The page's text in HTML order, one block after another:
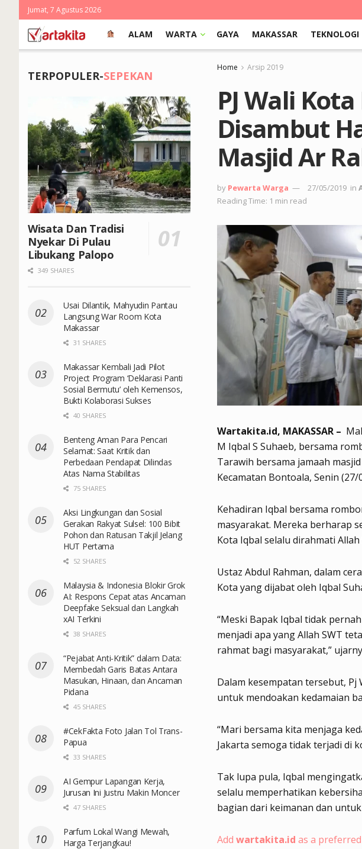
Jumat, 7 Agustus 2026
ALAM WARTA GAYA MAKASSAR TEKNOLOGI
Home Arsip 2019
PJ Wali
Disambut
Masjid Ar
by Pewarta Warga 27/05/2019 in
Reading Time: 1 min read
Wartakita.id, MAKASSAR –
M Iqbal S Suhaeb, bersama
Tarawih bersama jamaah
Kecamatan Bontoala, Senin (27/
Kehadiran Iqbal bersama
masyarakat. Mereka berharap
Kota Iqbal selalu dirahmati Allah
Ustaz Abdul Rahman, dalam
Kota yang dijabat oleh Iqbal
“Meski Bapak Iqbal tidak
menjadi apa yang Allah SWT
rahmat bagi masyarakat,”
Dalam kesempatan tersebut, Pj
untuk mendoakan kedamaian
“Mari bersama kita menjaga
Jakarta semoga tidak terjadi di
Tak lupa pula, Iqbal
selalu memperhatikan
bagian dari keimanan dan
Add wartakita.id as a
TERPOPULER-SEPEKAN
Wisata Dan Tradisi
Nyekar Di Pulau
Libukang Palopo
349 SHARES
Usai Dilantik, Mahyudin Pantau
Langsung War Room Kota
Makassar
31 SHARES
Makassar Kembali Jadi Pilot
Project Program ‘Deklarasi Panti
Sosial Bermutu’ oleh Kemensos,
Bukti Kolaborasi Sukses
40 SHARES
Benteng Aman Para Pencari
Selamat: Saat Kritik dan
Perbedaan Pendapat Dilindas
Atas Nama Stabilitas
75 SHARES
Aksi Lingkungan dan Sosial
Gerakan Rakyat Sulsel: 100 Bibit
Pohon dan Ratusan Takjil Jelang
HUT Pertama
52 SHARES
Malaysia & Indonesia Blokir Grok
AI: Respons Cepat atas Ancaman
Deepfake Seksual dan Langkah
xAI Terkini
38 SHARES
“Pejabat Anti-Kritik” dalam Data:
Membedah Garis Batas Antara
Masukan, Hinaan, dan Ancaman
Pidana
45 SHARES
#CekFakta Foto Jalan Tol Trans-
Papua
33 SHARES
AI Gempur Lapangan Kerja,
Jurusan Ini Justru Makin Moncer
47 SHARES
Parfum Lokal Wangi Mewah,
Harga Terjangkau!